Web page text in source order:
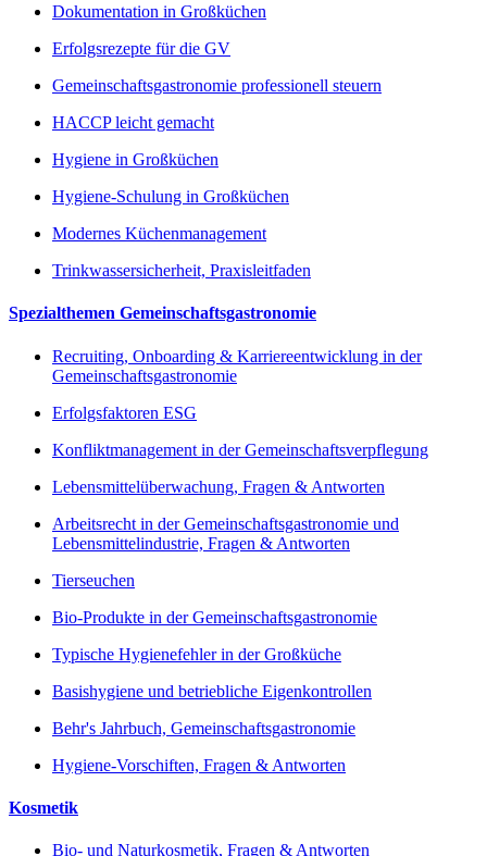
Dokumentation in Großküchen
Erfolgsrezepte für die GV
Gemeinschaftsgastronomie professionell steuern
HACCP leicht gemacht
Hygiene in Großküchen
Hygiene-Schulung in Großküchen
Modernes Küchenmanagement
Trinkwassersicherheit, Praxisleitfaden
Spezialthemen Gemeinschaftsgastronomie
Recruiting, Onboarding & Karriereentwicklung in der
Gemeinschaftsgastronomie
Erfolgsfaktoren ESG
Konfliktmanagement in der Gemeinschaftsverpflegung
Lebensmittelüberwachung, Fragen & Antworten
Arbeitsrecht in der Gemeinschaftsgastronomie und
Lebensmittelindustrie, Fragen & Antworten
Tierseuchen
Bio-Produkte in der Gemeinschaftsgastronomie
Typische Hygienefehler in der Großküche
Basishygiene und betriebliche Eigenkontrollen
Behr's Jahrbuch, Gemeinschaftsgastronomie
Hygiene-Vorschiften, Fragen & Antworten
Kosmetik
Bio- und Naturkosmetik, Fragen & Antworten